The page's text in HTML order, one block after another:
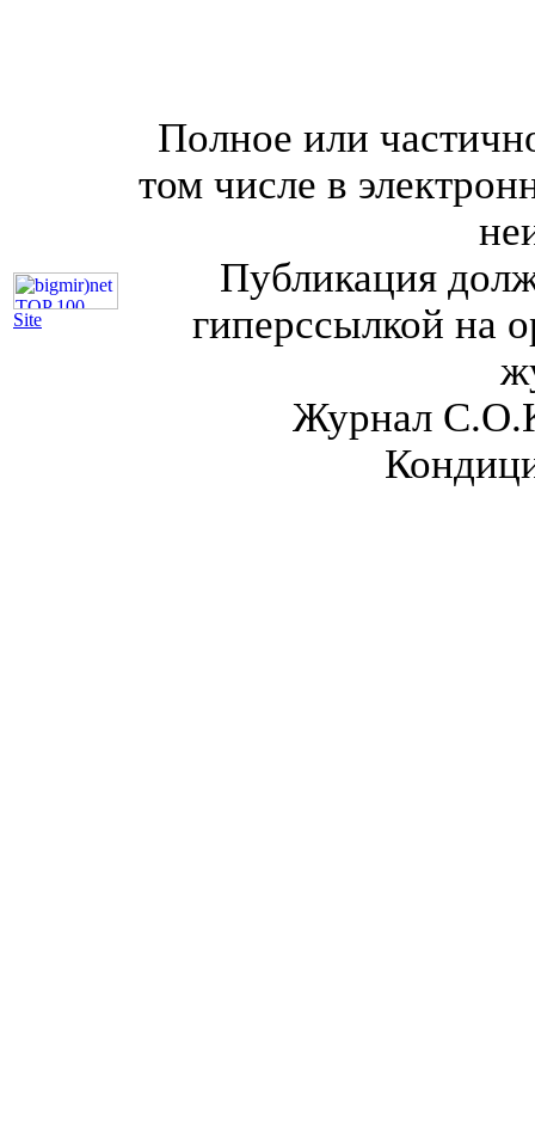
Site
Полное или
том числе в
Публикация
гиперссылкой на
Журнал